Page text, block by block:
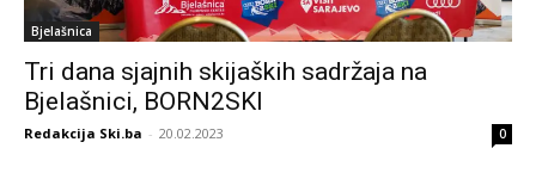
Bjelašnica
Tri dana sjajnih skijaških sadržaja na
Bjelašnici, BORN2SKI
Redakcija Ski.ba - 20.02.2023 0